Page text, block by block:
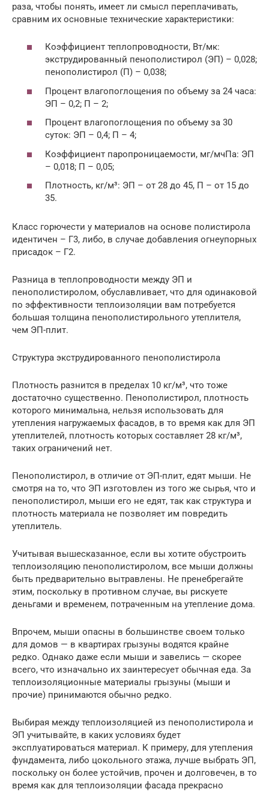
раза, чтобы понять, имеет ли смысл переплачивать,
сравним их основные технические характеристики:
Коэффициент теплопроводности, Вт/мк:
экструдированный пенополистирол (ЭП) – 0,028;
пенополистирол (П) – 0,038;
Процент влагопоглощения по объему за 24 часа:
ЭП – 0,2; П – 2;
Процент влагопоглощения по объему за 30
суток: ЭП – 0,4; П – 4;
Коэффициент паропроницаемости, мг/мчПа: ЭП
– 0,018; П – 0,05;
Плотность, кг/м³: ЭП – от 28 до 45, П – от 15 до
35.
Класс горючести у материалов на основе полистирола
идентичен – Г3, либо, в случае добавления огнеупорных
присадок – Г2.
Разница в теплопроводности между ЭП и
пенополистиролом, обуславливает, что для одинаковой
по эффективности теплоизоляции вам потребуется
большая толщина пенополистирольного утеплителя,
чем ЭП-плит.
Структура экструдированного пенополистирола
Плотность разнится в пределах 10 кг/м³, что тоже
достаточно существенно. Пенополистирол, плотность
которого минимальна, нельзя использовать для
утепления нагружаемых фасадов, в то время как для ЭП
утеплителей, плотность которых составляет 28 кг/м³,
таких ограничений нет.
Пенополистирол, в отличие от ЭП-плит, едят мыши. Не
смотря на то, что ЭП изготовлен из того же сырья, что и
пенополистирол, мыши его не едят, так как структура и
плотность материала не позволяет им повредить
утеплитель.
Учитывая вышесказанное, если вы хотите обустроить
теплоизоляцию пенополистиролом, все мыши должны
быть предварительно вытравлены. Не пренебрегайте
этим, поскольку в противном случае, вы рискуете
деньгами и временем, потраченным на утепление дома.
Впрочем, мыши опасны в большинстве своем только
для домов — в квартирах грызуны водятся крайне
редко. Однако даже если мыши и завелись — скорее
всего, что изначально их заинтересует обычная еда. За
теплоизоляционные материалы грызуны (мыши и
прочие) принимаются обычно редко.
Выбирая между теплоизоляцией из пенополистирола и
ЭП учитывайте, в каких условиях будет
эксплуатироваться материал. К примеру, для утепления
фундамента, либо цокольного этажа, лучше выбрать ЭП,
поскольку он более устойчив, прочен и долговечен, в то
время как для теплоизоляции фасада прекрасно